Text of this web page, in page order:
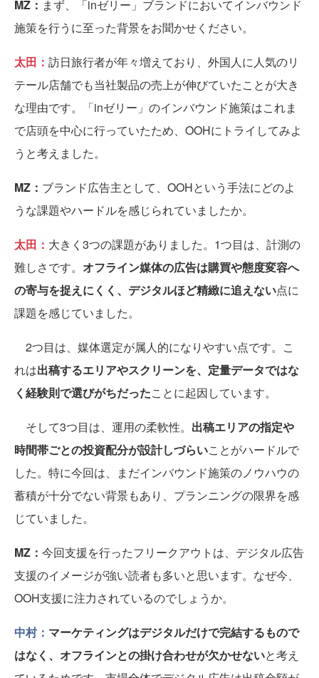
MZ： まず、「inゼリー」ブランドにおいてインバウンド
施策を行うに至った背景をお聞かせください。
太田： 訪日旅行者が年々増えており、外国人に人気のリ
テール店舗でも当社製品の売上が伸びていたことが大き
な理由です。「inゼリー」のインバウンド施策はこれま
で店頭を中心に行っていたため、OOHにトライしてみよ
うと考えました。
MZ： ブランド広告主として、OOHという手法にどのよ
うな課題やハードルを感じられていましたか。
太田： 大きく3つの課題がありました。1つ目は、計測の
難しさです。 オフライン媒体の広告は購買や態度変容へ
の寄与を捉えにくく、デジタルほど精緻に追えない点に
課題を感じていました。
2つ目は、媒体選定が属人的になりやすい点です。こ
れは出稿するエリアやスクリーンを、定量データではな
く経験則で選びがちだったことに起因しています。
そして3つ目は、運用の柔軟性。 出稿エリアの指定や
時間帯ごとの投資配分が設計しづらいことがハードルで
した。特に今回は、まだインバウンド施策のノウハウの
蓄積が十分でない背景もあり、プランニングの限界を感
じていました。
MZ： 今回支援を行ったフリークアウトは、デジタル広告
支援のイメージが強い読者も多いと思います。なぜ今、
OOH支援に注力されているのでしょうか。
中村： マーケティングはデジタルだけで完結するもので
はなく、オフラインとの掛け合わせが欠かせないと考え